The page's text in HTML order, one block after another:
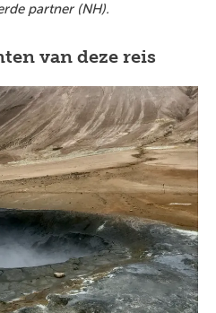
partner (NH).
van deze reis